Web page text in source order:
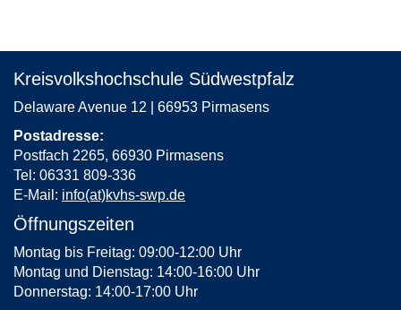
Kreisvolkshochschule Südwestpfalz
Delaware Avenue 12 | 66953 Pirmasens
Postadresse:
Postfach 2265, 66930 Pirmasens
Tel: 06331 809-336
E-Mail: info(at)kvhs-swp.de
Öffnungszeiten
Montag bis Freitag: 09:00-12:00 Uhr
Montag und Dienstag: 14:00-16:00 Uhr
Donnerstag: 14:00-17:00 Uhr